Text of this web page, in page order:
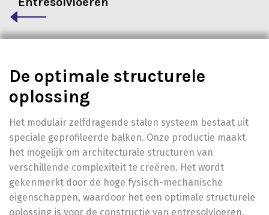
De optimale structurele
oplossing
Het modulair zelfdragende stalen systeem bestaat uit
speciale geprofileerde balken. Onze productie maakt
het mogelijk om architecturale structuren van
verschillende complexiteit te creëren. Het wordt
gekenmerkt door de hoge fysisch-mechanische
eigenschappen, waardoor het een optimale structurele
oplossing is voor de constructie van entresolvloeren.